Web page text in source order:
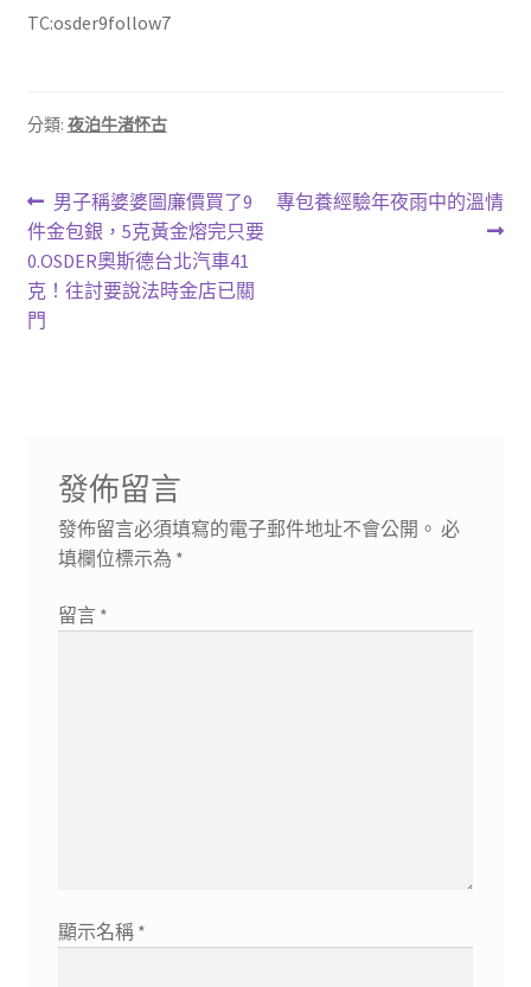
TC:osder9follow7
分類: 夜泊牛渚怀古
文
章
導
覽
上
一
篇
文
男子稱婆婆圖廉價買了9
件金包銀，5克黃金熔完只要
0.OSDER奧斯德台北汽車41
克！往討要說法時金店已關
門
下
專包養經驗年夜雨中的溫情
發佈留言
發佈留言必須填寫的電子郵件地址不會公開。 必
填欄位標示為 *
留言 *
顯示名稱 *